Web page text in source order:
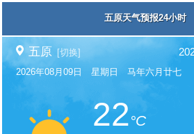
五原天气预报24小时
五原 [切换]
2026年08月09日 星期日 马年六月廿七
22°C